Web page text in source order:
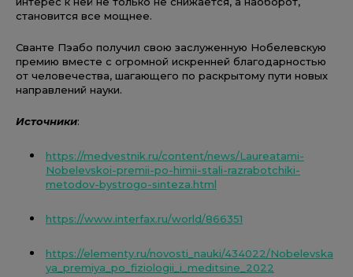
становится все мощнее.
Сванте Пэабо получил свою заслуженную Нобелевскую
премию вместе с огромной искренней благодарностью
от человечества, шагающего по раскрытому пути новых
направлений науки.
Источники:
https://medvestnik.ru/content/news/Laureatami-
Nobelevskoi-premii-po-himii-stali-razrabotchiki-
metodov-bystrogo-sinteza.html
https://www.interfax.ru/world/866351
https://elementy.ru/novosti_nauki/434022/Nobelevska
ya_premiya_po_fiziologii_i_meditsine_2022